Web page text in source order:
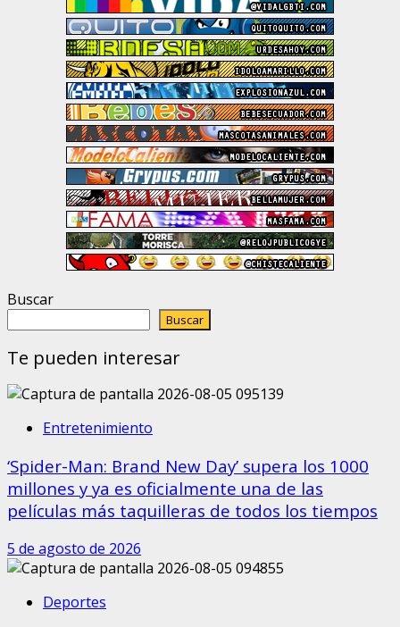
Buscar
Buscar
Te pueden interesar
Entretenimiento
‘Spider-Man: Brand New Day’ supera los 1000
millones y ya es oficialmente una de las
películas más taquilleras de todos los tiempos
5 de agosto de 2026
Deportes